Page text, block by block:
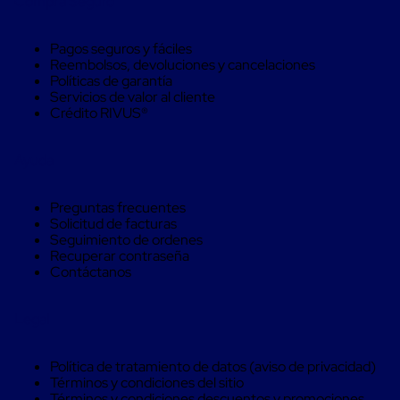
sujeción
de
carga
Fleje
compuesto
de
cordón
de
poliéster
fusionado
Fleje
de
resistencia
Gancho
para
Pagos seguros y fáciles
Reembolsos, devoluciones y cancelaciones
Políticas de garantía
Servicios de valor al cliente
Crédito RIVUS®
Preguntas frecuentes
Solicitud de facturas
Seguimiento de ordenes
Recuperar contraseña
Contáctanos
Política de tratamiento de datos (aviso de privacidad)
Términos y condiciones del sitio